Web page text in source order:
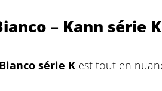
– Kann série K
série K est tout en